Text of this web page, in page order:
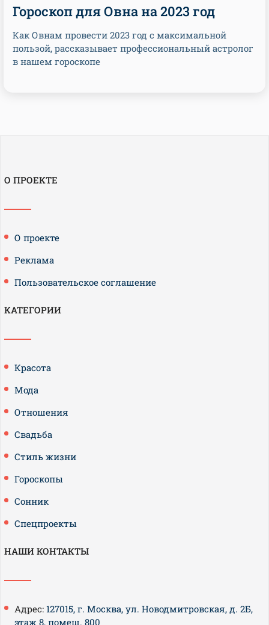
Гороскоп для Овна на 2023 год
Как Овнам провести 2023 год с максимальной
пользой, рассказывает профессиональный астролог
в нашем гороскопе
О ПРОЕКТЕ
О проекте
Реклама
Пользовательское соглашение
КАТЕГОРИИ
Красота
Мода
Отношения
Свадьба
Стиль жизни
Гороскопы
Сонник
Спецпроекты
НАШИ КОНТАКТЫ
Адрес: 127015, г. Москва, ул. Новодмитровская, д. 2Б,
этаж 8, помещ. 800